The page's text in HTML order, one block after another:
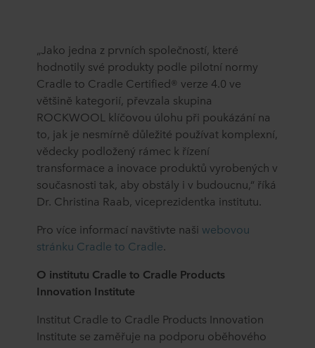
„Jako jedna z prvních společností, které
hodnotily své produkty podle pilotní normy
Cradle to Cradle Certified® verze 4.0 ve
většině kategorií, převzala skupina
ROCKWOOL klíčovou úlohu při poukázání na
to, jak je nesmírně důležité používat komplexní,
vědecky podložený rámec k řízení
transformace a inovace produktů vyrobených v
současnosti tak, aby obstály i v budoucnu,“ říká
Dr. Christina Raab, viceprezidentka institutu.
Pro více informací navštivte naši webovou
stránku Cradle to Cradle.
O institutu Cradle to Cradle Products
Innovation Institute
Institut Cradle to Cradle Products Innovation
Institute se zaměřuje na podporu oběhového